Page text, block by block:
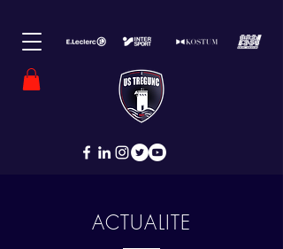
ACTUALITE